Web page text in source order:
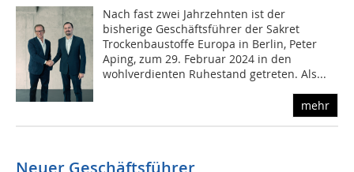
Nach fast zwei Jahrzehnten ist der
bisherige Geschäftsführer der Sakret
Trockenbaustoffe Europa in Berlin, Peter
Aping, zum 29. Februar 2024 in den
wohlverdienten Ruhestand getreten. Als...
mehr
Neuer Geschäftsführer